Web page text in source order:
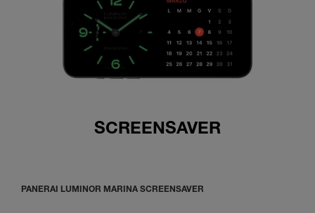
SCREENSAVER
PANERAI LUMINOR MARINA SCREENSAVER